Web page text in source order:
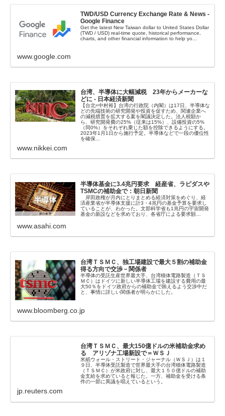
TWD/USD Currency Exchange Rate & News -
Google Finance
Get the latest New Taiwan dollar to United States Dollar
(TWD / USD) real-time quote, historical performance,
charts, and other financial information to help yo...
www.google.com
台湾、半導体に大幅減税 23年からメーカーな
どに - 日本経済新聞
【台北=中村裕】台湾の行政院（内閣）は17日、半導体な
どの先端技術の研究開発や投資を促すため、関連企業へ
の減税措置を拡大する案を閣議決定した。法人税額か
ら、研究開発費の25%（従来は15%）、設備投資の5%
（同0%）をそれぞれ乗じた額を控除できるようにする。
2023年1月1日から施行予定。半導体などで一段の優位性
を確保...
www.nikkei.com
半導体基金に3.4兆円要求 経産省、ラピダスや
TSMCの補助金で：朝日新聞
岸田政権が月内にとりまとめる経済対策をめぐり、経
済産業省が半導体支援に計3・4兆円の基金予算を要求し
ていることが、わかった。文部科学省も1兆円の宇宙開発
基金の新設などを求めており、各省庁による要求額…
www.asahi.com
台湾ＴＳＭＣ、独工場建設で最大５割の補助金
得る方向で交渉－関係者
半導体の受託生産世界最大手、台湾積体電路製造（ＴＳ
ＭＣ）はドイツに新しい半導体工場を建設する費用の最
大50％をドイツ政府からの補助金で賄えるよう交渉中だ
と、事情に詳しい関係者が明らかにした。
www.bloomberg.co.jp
台湾ＴＳＭＣ、最大150億ドルの米補助金求め
る アリゾナ工場新設で＝ＷＳＪ
米紙ウォール・ストリート・ジャーナル（ＷＳＪ）は１
９日、半導体受託製造で世界最大手の台湾積体電路製造
（ＴＳＭＣ）が米政府に対し、最大１５０億ドルの補助
金支給を求めていると報じた。一方、補助金を受ける条
件の一部に異議を唱えているという。
jp.reuters.com